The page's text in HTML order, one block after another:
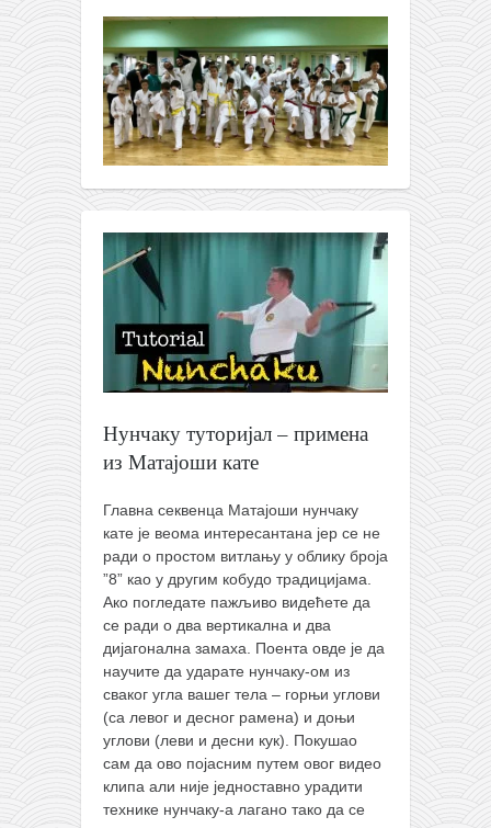
Нунчаку туторијал – примена
из Матајоши кате
Главна секвенца Матајоши нунчаку
кате је веома интересантана јер се не
ради о простом витлању у облику броја
”8” као у другим кобудо традицијама.
Ако погледате пажљиво видећете да
се ради о два вертикална и два
дијагонална замаха. Поента овде је да
научите да ударате нунчаку-ом из
сваког угла вашег тела – горњи углови
(са левог и десног рамена) и доњи
углови (леви и десни кук). Покушао
сам да ово појасним путем овог видео
клипа али није једноставно урадити
технике нунчаку-а лагано тако да се